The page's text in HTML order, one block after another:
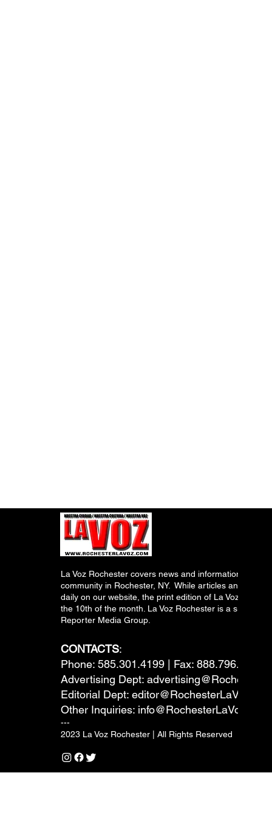
La Voz Rochester covers news and information
community in Rochester, NY. While articles and
daily on our website, the print edition of La Voz is
the 10th of the month. La Voz Rochester is a
Reporter Media Group.
CONTACTS:
Phone: 585.301.4199 | Fax: 888.796.6292
Advertising Dept:
Editorial Dept:
Other Inquiries: info@RochesterLaVoz.com
---
2023 La Voz Rochester | All Rights Reserved